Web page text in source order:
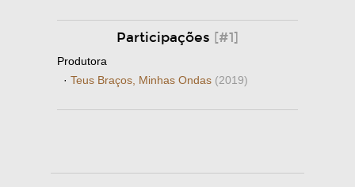
Participações [#1]
Produtora
· Teus Braços, Minhas Ondas (2019)